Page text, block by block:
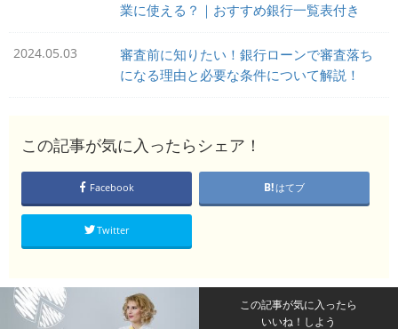
業に使える？｜おすすめ銀行一覧表付き
2024.05.03
審査前に知りたい！銀行ローンで審査落ち
になる理由と必要な条件について解説！
この記事が気に入ったらシェア！
Facebook はてブ
Twitter
この記事が気に入ったら
いいね！しよう